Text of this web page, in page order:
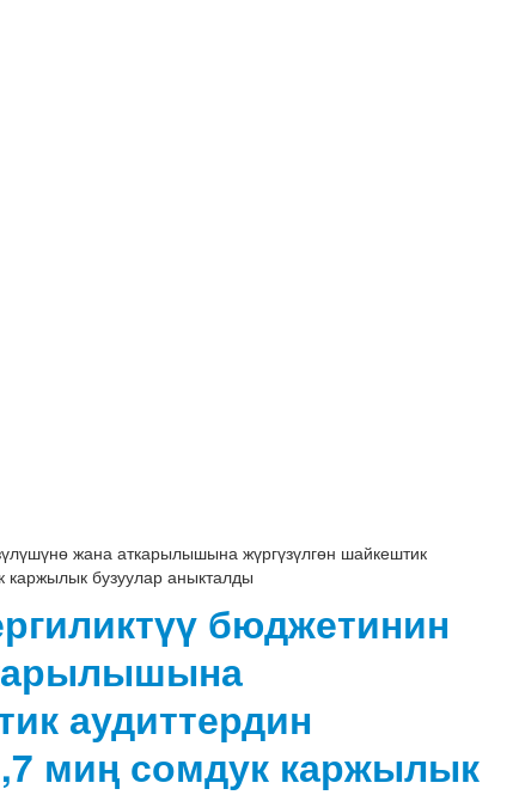
жана аткарылышына жүргүзүлгөн шайкештик
бузуулар аныкталды
бюджетинин
аудиттердин
миң сомдук каржылык